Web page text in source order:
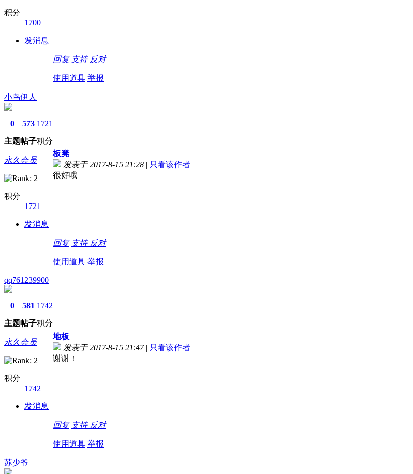
积分
1700
发消息
回复 支持 反对
使用道具 举报
小鸟伊人
0
主题
573
帖子
1721
积分
永久会员
积分
1721
发消息
板凳
发表于 2017-8-15 21:28 | 只看该作者
很好哦
回复 支持 反对
使用道具 举报
qq761239900
0
主题
581
帖子
1742
积分
永久会员
积分
1742
发消息
地板
发表于 2017-8-15 21:47 | 只看该作者
谢谢！
回复 支持 反对
使用道具 举报
苏少爷